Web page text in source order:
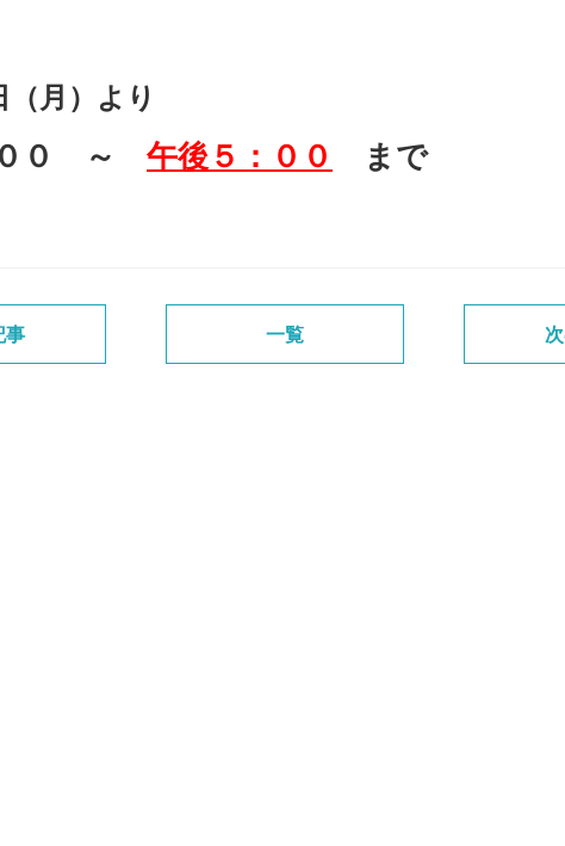
（月）より
００ ～ 午後５：００ まで
事 一覧